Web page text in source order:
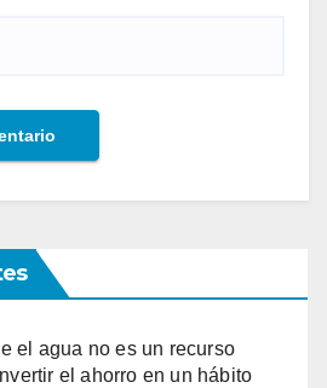
el agua no es un recurso
el ahorro en un hábito